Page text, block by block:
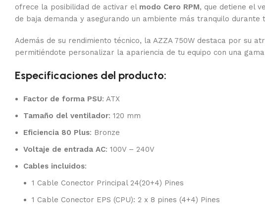
ofrece la posibilidad de activar el modo Cero RPM, que detiene el
de baja demanda y asegurando un ambiente más tranquilo durante
Además de su rendimiento técnico, la AZZA 750W destaca por su
permitiéndote personalizar la apariencia de tu equipo con una
Especificaciones del producto:
Factor de forma PSU: ATX
Tamaño del ventilador: 120 mm
Eficiencia 80 Plus: Bronze
Voltaje de entrada AC: 100V – 240V
Cables incluidos:
1 Cable Conector Principal 24(20+4) Pines
1 Cable Conector EPS (CPU): 2 x 8 pines (4+4) Pines